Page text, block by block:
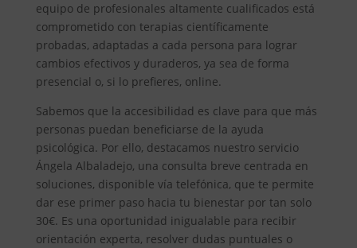
equipo de profesionales altamente cualificados está
comprometido con terapias científicamente
probadas, adaptadas a cada persona para lograr
cambios efectivos y duraderos, ya sea de forma
presencial o, si lo prefieres, online.
Sabemos que la accesibilidad es clave para que más
personas puedan beneficiarse de la ayuda
psicológica. Por ello, destacamos nuestro servicio
Ángela Albaladejo, una consulta breve centrada en
soluciones, disponible vía telefónica, que te permite
dar ese primer paso hacia tu bienestar por tan solo
30€. Es una oportunidad inigualable para recibir
orientación experta, resolver dudas puntuales o